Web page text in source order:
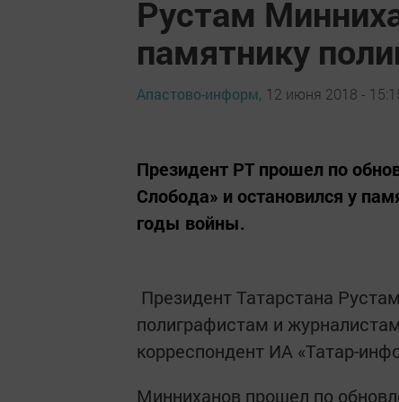
Рустам
памятнику
Апастово-информ, 12 июня 2018 -
Президент РТ прошел по
Слобода» и остановился у
годы войны.
Президент Татарстана
полиграфистам и
корреспондент ИА «Татар-
Минниханов прошел по